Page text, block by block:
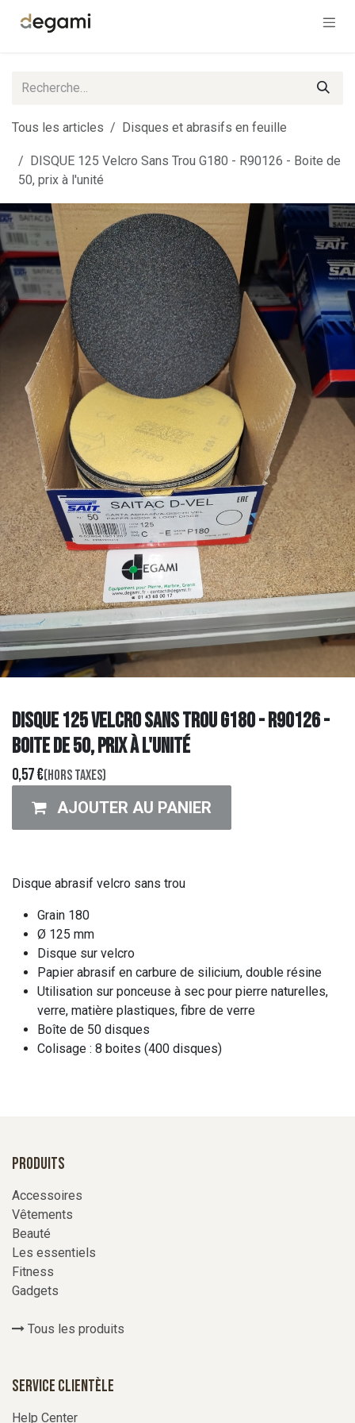
Tous les articles Disques et abrasifs en feuille
DISQUE 125 Velcro Sans Trou G180 - R90126 - Boite de
50, prix à l'unité
DISQUE 125 Velcro Sans Trou G180 - R90126 -
Boite de 50, prix à l'unité
0,57€(Hors taxes)
AJOUTER AU PANIER
Disque abrasif velcro sans trou
Grain 180
Ø 125 mm
Disque sur velcro
Papier abrasif en carbure de silicium, double résine
Utilisation sur ponceuse à sec pour pierre naturelles,
verre, matière plastiques, fibre de verre
Boîte de 50 disques
Colisage : 8 boites (400 disques)
Produits
Accessoires
Vêtements
Beauté
Les essentiels
Fitness
Gadgets
Tous les produits
Service Clientèle
Help Center